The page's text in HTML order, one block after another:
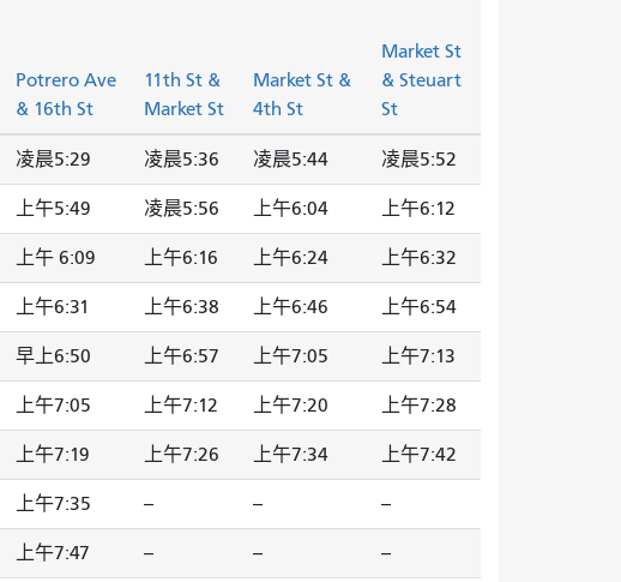
Potrero Ave
& 16th St
11th St &
Market St
Market St &
4th St
Market St
& Steuart
St
凌晨5:29 凌晨5:36 凌晨5:44 凌晨5:52
上午5:49 凌晨5:56 上午6:04 上午6:12
上午 6:09 上午6:16 上午6:24 上午6:32
上午6:31 上午6:38 上午6:46 上午6:54
早上6:50 上午6:57 上午7:05 上午7:13
上午7:05 上午7:12 上午7:20 上午7:28
上午7:19 上午7:26 上午7:34 上午7:42
上午7:35 -- -- --
上午7:47 -- -- --